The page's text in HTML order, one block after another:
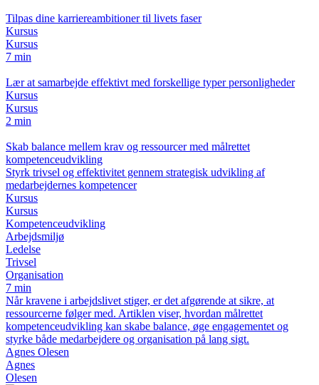
Tilpas dine karriereambitioner til livets faser
Kursus
Kursus
7 min
Lær at samarbejde effektivt med forskellige typer personligheder
Kursus
Kursus
2 min
Skab balance mellem krav og ressourcer med målrettet
kompetenceudvikling
Styrk trivsel og effektivitet gennem strategisk udvikling af
medarbejdernes kompetencer
Kursus
Kursus
Kompetenceudvikling
Arbejdsmiljø
Ledelse
Trivsel
Organisation
7 min
Når kravene i arbejdslivet stiger, er det afgørende at sikre, at
ressourcerne følger med. Artiklen viser, hvordan målrettet
kompetenceudvikling kan skabe balance, øge engagementet og
styrke både medarbejdere og organisation på lang sigt.
Agnes Olesen
Agnes
Olesen